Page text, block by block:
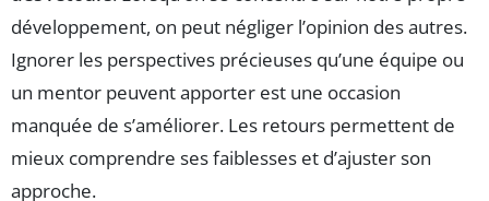
développement, on peut négliger l’opinion des autres.
Ignorer les perspectives précieuses qu’une équipe ou
un mentor peuvent apporter est une occasion
manquée de s’améliorer. Les retours permettent de
mieux comprendre ses faiblesses et d’ajuster son
approche.